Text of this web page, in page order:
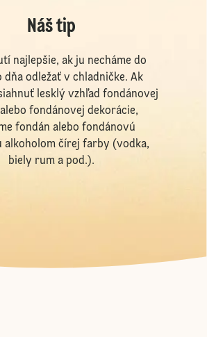
Náš tip
najlepšie, ak ju necháme do
dňa odležať v chladničke. Ak
lesklý vzhľad fondánovej
fondánovej dekorácie,
fondán alebo fondánovú
alkoholom čírej farby (vodka,
biely rum a pod.).